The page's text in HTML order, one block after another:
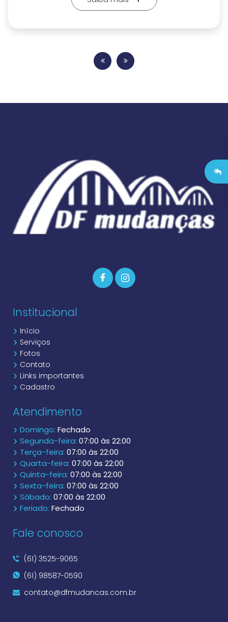
montagem de móveis, além de uma frota
para que você possa desfrutar de uma mudança
Institucional
Início
Serviços
Fotos
Contato
Links importantes
Cadastro
Atendimento
Domingo: Fechado
Segunda-feira: 07:00 às 22:00
Terça-feira: 07:00 às 22:00
Quarta-feira: 07:00 às 22:00
Quinta-feira: 07:00 às 22:00
Sexta-feira: 07:00 às 22:00
Sábado: 07:00 às 22:00
Feriado: Fechado
Fale conosco
(61) 3525-9065
(61) 98587-0590
contato@dfmudancas.com.br